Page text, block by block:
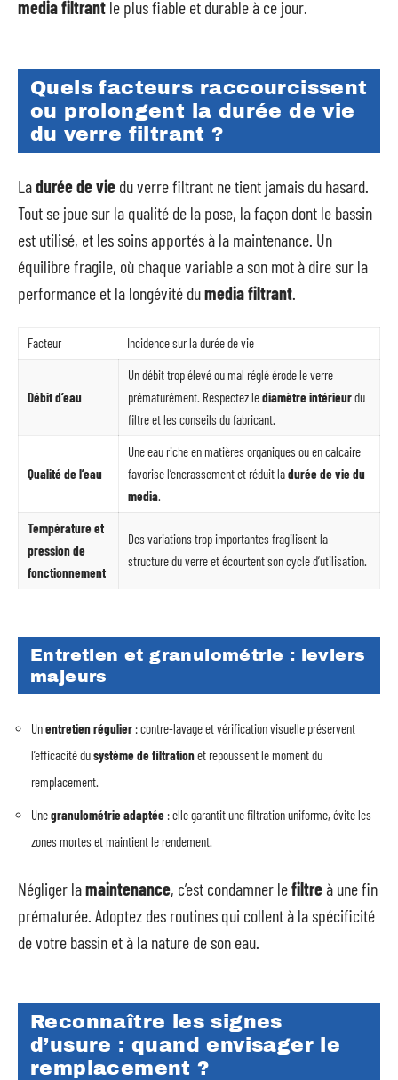
media filtrant le plus fiable et durable à ce jour.
Quels facteurs raccourcissent
ou prolongent la durée de vie
du verre filtrant ?
Ladurée de vie du verre filtrant ne tient jamais du hasard.
Tout se joue sur la qualité de la pose, la façon dont le bassin
est utilisé, et les soins apportés à la maintenance. Un
équilibre fragile, où chaque variable a son mot à dire sur la
performance et la longévité dumedia filtrant.
Facteur Incidence sur la durée de vie
Débit d’eau
Un débit trop élevé ou mal réglé érode le verre
prématurément. Respectez lediamètre intérieurdu
filtre et les conseils du fabricant.
Qualité de l’eau
Une eau riche en matières organiques ou en calcaire
favorise l’encrassement et réduit ladurée de vie du
media
Température et
pression de
fonctionnement
Des variations trop importantes fragilisent la
structure du verre et écourtent son cycle d’utilisation.
Entretien et granulométrie : leviers
majeurs
Unentretien régulier : contre-lavage et vérification visuelle préservent
l’efficacité dusystème de filtrationet repoussent le moment du
remplacement.
Unegranulométrie adaptée : elle garantit une filtration uniforme, évite les
zones mortes et maintient le rendement.
Négliger lamaintenance, c’est condamner lefiltreà une fin
prématurée. Adoptez des routines qui collent à la spécificité
de votre bassin et à la nature de son eau.
Reconnaître les signes
d’usure : quand envisager le
remplacement ?